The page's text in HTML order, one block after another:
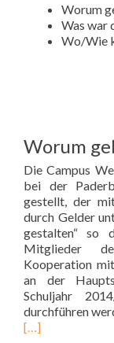
Worum
Was war
Wo/Wie
Worum
Die Campus
bei der
gestellt, der
durch Gelder
gestalten“ so
Mitglieder
Kooperation
an der
Schuljahr
durchführen
[…]